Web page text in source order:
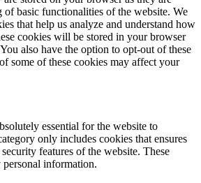
of basic functionalities of the website. We
that help us analyze and understand how
cookies will be stored in your browser
also have the option to opt-out of these
some of these cookies may affect your
essential for the website to
only includes cookies that ensures
features of the website. These
information.